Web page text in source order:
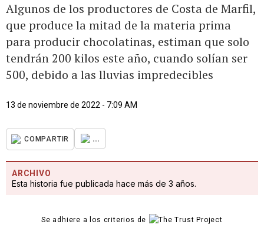
Algunos de los productores de Costa de Marfil,
que produce la mitad de la materia prima
para producir chocolatinas, estiman que solo
tendrán 200 kilos este año, cuando solían ser
500, debido a las lluvias impredecibles
13 de noviembre de 2022 - 7:09 AM
COMPARTIR ...
ARCHIVO
Esta historia fue publicada hace más de 3 años.
Se adhiere a los criterios de